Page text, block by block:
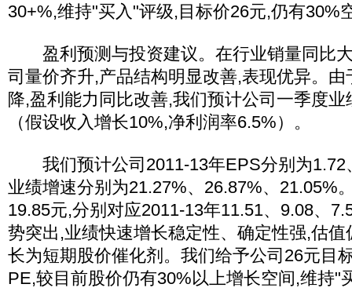
30+%,维持"买入"评级,目标价26元,仍有30%
盈利预测与投资建议。在行业销量同比
司量价齐升,产品结构明显改善,表现优异。
降,盈利能力同比改善,我们预计公司一季度
（假设收入增长10%,净利润率6.5%）。
我们预计公司2011-13年EPS分别为1.72
业绩增速分别为21.27%、26.87%、21.05%
19.85元,分别对应2011-13年11.51、9.08、
势突出,业绩快速增长稳定性、确定性强,估
长为短期股价催化剂。我们给予公司26元目
PE,较目前股价仍有30%以上增长空间,维持"